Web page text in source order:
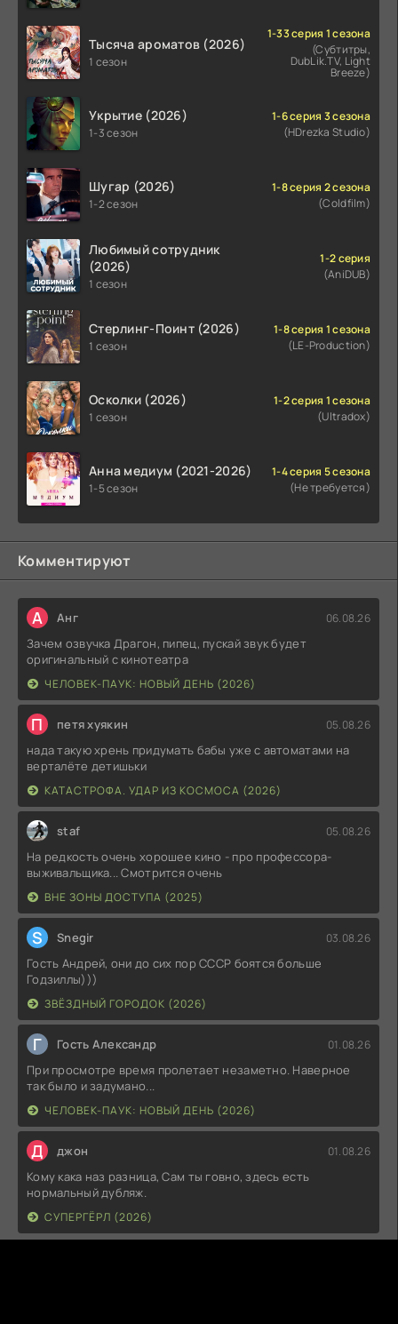
Тысяча ароматов (2026)
1 сезон
1-33 серия 1 сезона
(Субтитры,
DubLik.TV, Light
Breeze)
Укрытие (2026)
1-3 сезон
1-6 серия 3 сезона
(HDrezka Studio)
Шугар (2026)
1-2 сезон
1-8 серия 2 сезона
(Coldfilm)
Любимый сотрудник
(2026)
1 сезон
1-2 серия
(AniDUB)
Стерлинг-Поинт (2026)
1 сезон
1-8 серия 1 сезона
(LE-Production)
Осколки (2026)
1 сезон
1-2 серия 1 сезона
(Ultradox)
Анна медиум (2021-2026)
1-5 сезон
1-4 серия 5 сезона
(Не требуется)
Комментируют
А Анг 06.08.26
Зачем озвучка Драгон, пипец, пускай звук будет
оригинальный с кинотеатра
ЧЕЛОВЕК-ПАУК: НОВЫЙ ДЕНЬ (2026)
П петя хуякин 05.08.26
нада такую хрень придумать бабы уже с автоматами на
верталёте детишьки
КАТАСТРОФА. УДАР ИЗ КОСМОСА (2026)
staf 05.08.26
На редкость очень хорошее кино - про профессора-
выживальщика... Смотрится очень
ВНЕ ЗОНЫ ДОСТУПА (2025)
S Snegir 03.08.26
Гость Андрей, они до сих пор СССР боятся больше
Годзиллы)))
ЗВЁЗДНЫЙ ГОРОДОК (2026)
Г Гость Александр 01.08.26
При просмотре время пролетает незаметно. Наверное
так было и задумано...
ЧЕЛОВЕК-ПАУК: НОВЫЙ ДЕНЬ (2026)
Д джон 01.08.26
Кому кака наз разница, Сам ты говно, здесь есть
нормальный дубляж.
СУПЕРГЁРЛ (2026)